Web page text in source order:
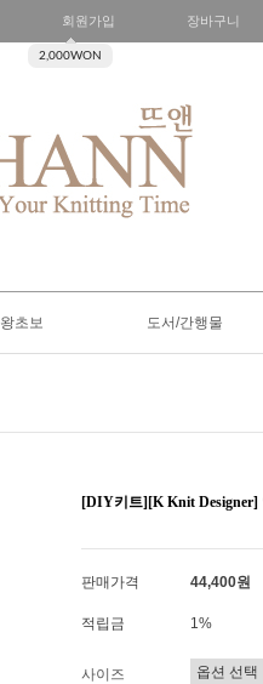
회원가입
2,000WON
장바구니
왕초보 도서/간행물
[DIY키트][K Knit Designer]
판매가격 44,400원
적립금 1%
사이즈